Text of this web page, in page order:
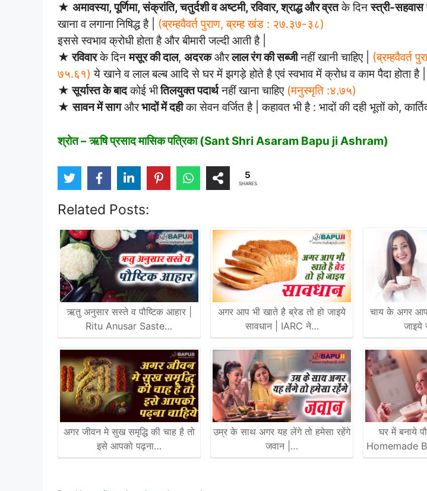
★ अमावस्या, पूर्णिमा, संक्रांति, चतुर्दशी व अष्टमी, रविवार, श्राद्ध और व्रतके दिनस्त्री-सहवास
खाना व लगाना निषिद्ध है |
(ब्रम्हवैवर्त पुराण, ब्रम्ह खंड : २७.३७-३८)
इससे स्वभाव क्रोधी होता है और बीमारी जल्दी आती है |
★ रविवारके दिनमसूर की दाल, अदरकऔरलाल रंग की सब्जीनहीं खानी चाहिए | (ब्रम्हवैवर्त
७५.६१) ये खाने व लाल बल्ब आदि से घर में झगड़े होते है एवं स्वभाव में क्रोध व काम पैदा होता है |
★ सूर्यास्त के बादकोई भीतिलयुक्त पदार्थनहीं खाना चाहिए (मनुस्मृति :४.७५)
★सावन में सागऔरभादों में दहीका सेवन वर्जित है | कहावत भी है : भादों की दही भूतों को,
श्रोत – ऋषि प्रसाद मासिक पत्रिका (Sant Shri Asaram Bapu ji Ashram)
5
SHARES
Related Posts:
ऋतु अनुसार सस्ते व पौष्टिक आहार |
Ritu Anusar Saste…
अगर जीवन मे सुख समृद्धि की चाह है तो
इसे आपको पढ़ना…
अगर आप भी खाते है ब्रेड तो हो जाइये
सावधान | IARC ने…
उम्र के साथ अगर यह लेंगे तो हमेसा रहेंगे
जवान |…
चाय के अगर आप
जाइये
घर में बनाये
Homemade